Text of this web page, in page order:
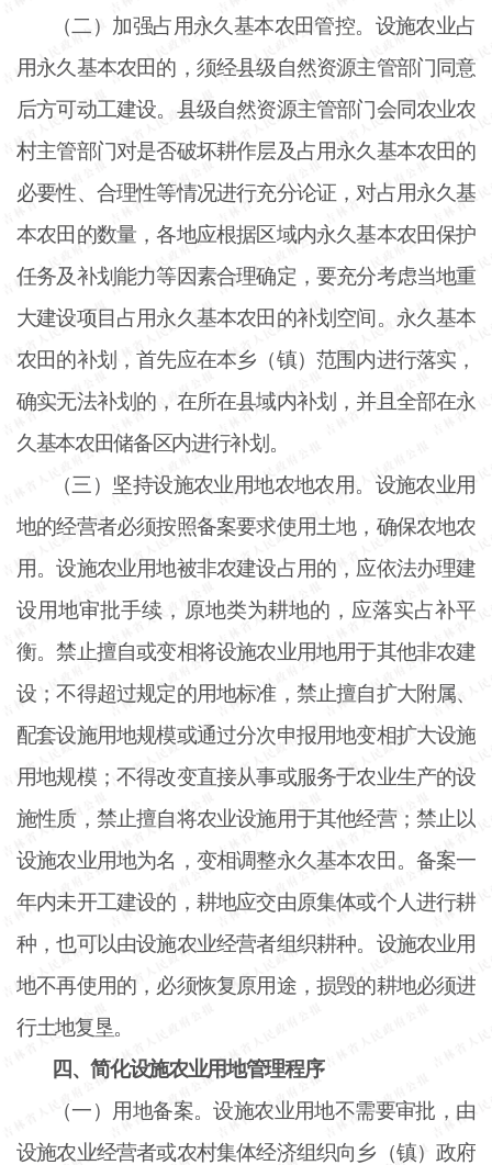
（二）加强占用永久基本农田管控。设施农业占
用永久基本农田的，须经县级自然资源主管部门同意
后方可动工建设。县级自然资源主管部门会同农业农
村主管部门对是否破坏耕作层及占用永久基本农田的
必要性、合理性等情况进行充分论证，对占用永久基
本农田的数量，各地应根据区域内永久基本农田保护
任务及补划能力等因素合理确定，要充分考虑当地重
大建设项目占用永久基本农田的补划空间。永久基本
农田的补划，首先应在本乡（镇）范围内进行落实，
确实无法补划的，在所在县域内补划，并且全部在永
久基本农田储备区内进行补划。
（三）坚持设施农业用地农地农用。设施农业用
地的经营者必须按照备案要求使用土地，确保农地农
用。设施农业用地被非农建设占用的，应依法办理建
设用地审批手续，原地类为耕地的，应落实占补平
衡。禁止擅自或变相将设施农业用地用于其他非农建
设；不得超过规定的用地标准，禁止擅自扩大附属、
配套设施用地规模或通过分次申报用地变相扩大设施
用地规模；不得改变直接从事或服务于农业生产的设
施性质，禁止擅自将农业设施用于其他经营；禁止以
设施农业用地为名，变相调整永久基本农田。备案一
年内未开工建设的，耕地应交由原集体或个人进行耕
种，也可以由设施农业经营者组织耕种。设施农业用
地不再使用的，必须恢复原用途，损毁的耕地必须进
行土地复垦。
四、简化设施农业用地管理程序
（一）用地备案。设施农业用地不需要审批，由
设施农业经营者或农村集体经济组织向乡（镇）政府